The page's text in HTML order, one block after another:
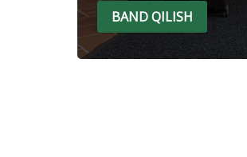
BAND QILISH
Тариф предоставляет